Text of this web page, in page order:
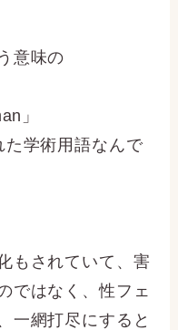
意味の
」
学術用語なんで
もされていて、害
ではなく、性フェ
一網打尽にすると